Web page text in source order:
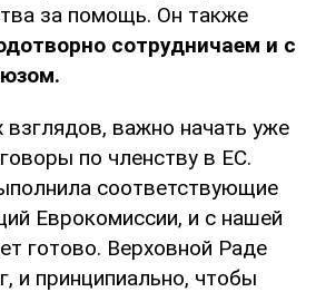
за помощь. Он также
сотрудничаем и с
взглядов, важно начать уже
по членству в ЕС.
соответствующие
Еврокомиссии, и с нашей
готово. Верховной Раде
и принципиально, чтобы